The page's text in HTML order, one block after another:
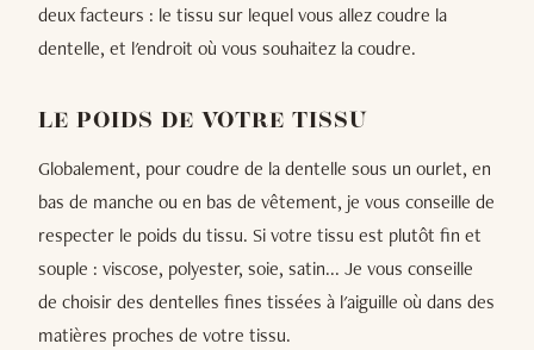
deux facteurs : le tissu sur lequel vous allez coudre la
dentelle, et l'endroit où vous souhaitez la coudre.
LE POIDS DE VOTRE TISSU
Globalement, pour coudre de la dentelle sous un ourlet, en
bas de manche ou en bas de vêtement, je vous conseille de
respecter le poids du tissu. Si votre tissu est plutôt fin et
souple : viscose, polyester, soie, satin... Je vous conseille
de choisir des dentelles fines tissées à l'aiguille où dans des
matières proches de votre tissu.